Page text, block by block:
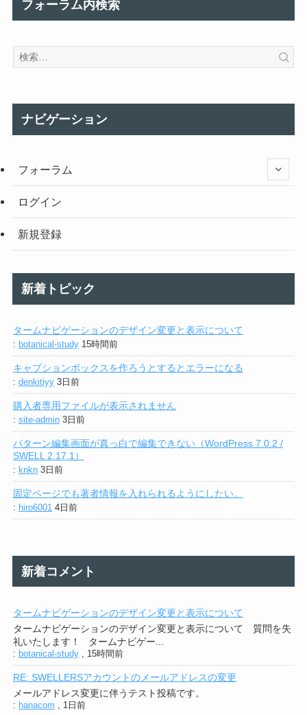
フォーラム内検索
ナビゲーション
フォーラム
ログイン
新規登録
新着トピック
タームナビゲーションのデザイン変更と表示について
: botanical-study 15時間前
キャプションボックスを作ろうとするとエラーになる
: denkitiyy 3日前
購入者専用ファイルが表示されません
: site-admin 3日前
パターン編集画面が真っ白で編集できない（WordPress 7.0.2 /
SWELL 2.17.1）
: knkn 3日前
固定ページでも著者情報を入れられるようにしたい。
: hiro6001 4日前
新着コメント
タームナビゲーションのデザイン変更と表示について
タームナビゲーションのデザイン変更と表示について 質問を失
礼いたします！ タームナビゲー...
: botanical-study, 15時間前
RE: SWELLERSアカウントのメールアドレスの変更
メールアドレス変更に伴うテスト投稿です。
: hanacom , 1日前